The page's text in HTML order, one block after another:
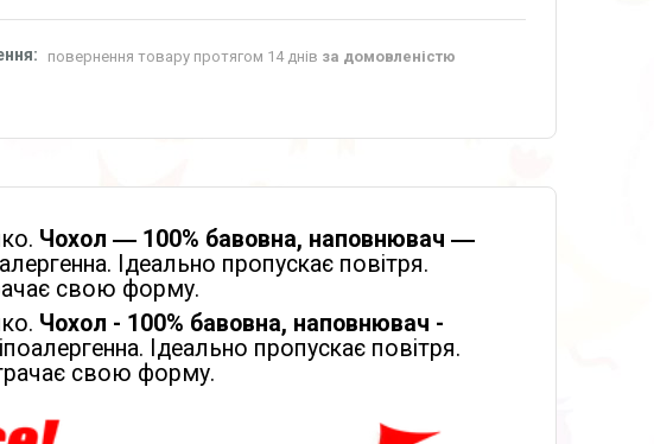
повернення товару протягом 14 днів за домовленістю
Чохол ― 100% бавовна, наповнювач ―
Ідеально пропускає повітря.
свою форму.
Чохол - 100% бавовна, наповнювач -
Ідеально пропускає повітря.
свою форму.